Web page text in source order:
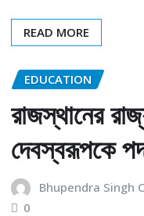
READ MORE
EDUCATION
রাজস্থানের
দেবস্বরূপকে
Bhupendra Singh
0